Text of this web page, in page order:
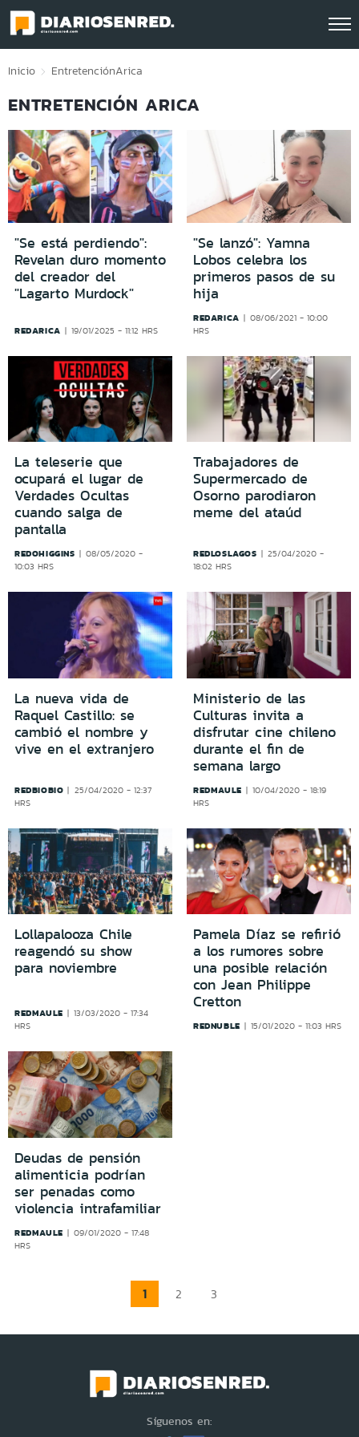
Click acá para ir directamente al contenido
Inicio EntretenciónArica
ENTRETENCIÓN ARICA
"Se está perdiendo":
Revelan duro momento
del creador del
"Lagarto Murdock"
REDARICA 19/01/2025 - 11:12 HRS
"Se lanzó": Yamna
Lobos celebra los
primeros pasos de su
hija
REDARICA
08/06/2021 - 10:00
HRS
La teleserie que
ocupará el lugar de
Verdades Ocultas
cuando salga de
pantalla
REDOHIGGINS
08/05/2020 -
10:03 HRS
Trabajadores de
Supermercado de
Osorno parodiaron
meme del ataúd
REDLOSLAGOS
25/04/2020 -
18:02 HRS
La nueva vida de
Raquel Castillo: se
cambió el nombre y
vive en el extranjero
REDBIOBIO
25/04/2020 - 12:37
HRS
Ministerio de las
Culturas invita a
disfrutar cine chileno
durante el fin de
semana largo
REDMAULE
10/04/2020 - 18:19
HRS
Lollapalooza Chile
reagendó su show
para noviembre
REDMAULE
13/03/2020 - 17:34
HRS
Pamela Díaz se refirió
a los rumores sobre
una posible relación
con Jean Philippe
Cretton
REDNUBLE 15/01/2020 - 11:03 HRS
Deudas de pensión
alimenticia podrían
ser penadas como
violencia intrafamiliar
REDMAULE
09/01/2020 - 17:48
HRS
1 2 3
Síguenos en: